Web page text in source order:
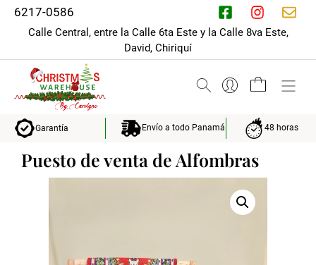
Saltar6217-0586
Calle Central, entre la Calle 6ta Este y la Calle 8va Este,
David, Chiriquí
Garantía Envío a todo Panamá 48 horas
Puesto de venta de Alfombras